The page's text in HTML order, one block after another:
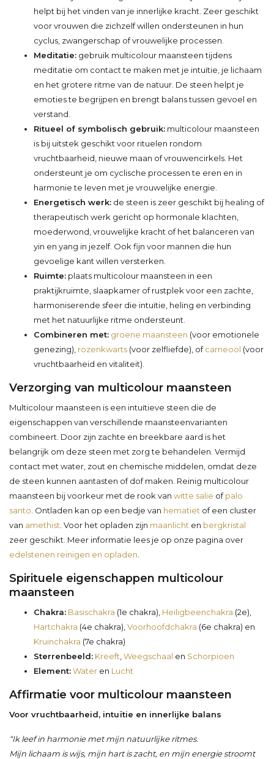
helpt bij het vinden van je innerlijke kracht. Zeer geschikt
voor vrouwen die zichzelf willen ondersteunen in hun
cyclus, zwangerschap of vrouwelijke processen.
Meditatie: gebruik multicolour maansteen tijdens
meditatie om contact te maken met je intuïtie, je lichaam
en het grotere ritme van de natuur. De steen helpt je
emoties te begrijpen en brengt balans tussen gevoel en
verstand.
Ritueel of symbolisch gebruik: multicolour maansteen
is bij uitstek geschikt voor rituelen rondom
vruchtbaarheid, nieuwe maan of vrouwencirkels. Het
ondersteunt je om cyclische processen te eren en in
harmonie te leven met je vrouwelijke energie.
Energetisch werk: de steen is zeer geschikt bij healing of
therapeutisch werk gericht op hormonale klachten,
moederwond, vrouwelijke kracht of het balanceren van
yin en yang in jezelf. Ook fijn voor mannen die hun
gevoelige kant willen versterken.
Ruimte: plaats multicolour maansteen in een
praktijkruimte, slaapkamer of rustplek voor een zachte,
harmoniserende sfeer die intuïtie, heling en verbinding
met het natuurlijke ritme ondersteunt.
Combineren met: groene maansteen (voor emotionele
genezing), rozenkwarts (voor zelfliefde), ofcarneool (voor
vruchtbaarheid en vitaliteit).
Verzorging van multicolour maansteen
Multicolour maansteen is een intuïtieve steen die de
eigenschappen van verschillende maansteenvarianten
combineert. Door zijn zachte en breekbare aard is het
belangrijk om deze steen met zorg te behandelen. Vermijd
contact met water, zout en chemische middelen, omdat deze
de steen kunnen aantasten of dof maken. Reinig multicolour
maansteen bij voorkeur met de rook van witte salie ofpalo
santo . Ontladen kan op een bedje van hematiet of een cluster
van amethist . Voor het opladen zijn maanlicht en bergkristal
zeer geschikt. Meer informatie lees je op onze pagina over
edelstenen reinigen en opladen
Spirituele eigenschappen multicolour
maansteen
Chakra: Basischakra (1e chakra), Heiligbeenchakra (2e),
Hartchakra (4e chakra), Voorhoofdchakra (6e chakra) en
Kruinchakra (7e chakra)
Sterrenbeeld: Kreeft Weegschaal en Schorpioen
Element:Water en Lucht
Affirmatie voor multicolour maansteen
Voor vruchtbaarheid, intuïtie en innerlijke balans
“Ik leef in harmonie met mijn natuurlijke ritmes.
Mijn lichaam is wijs, mijn hart is zacht, en mijn energie stroomt